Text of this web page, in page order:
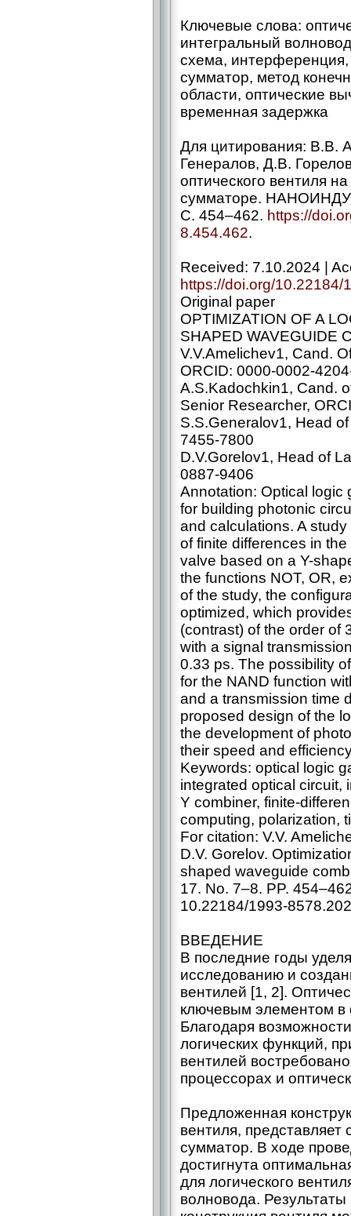
Ключевые слова:
интегральный
схема,
сумматор, метод
области, оптические
временная задержка
Для цитирования: В.В.
Генералов, Д.В.
оптического вентиля
сумматоре.
С. 454–462. https://
8.454.462.
Received: 7.10.2024 |
https://doi.org/
Original paper
OPTIMIZATION OF A
SHAPED WAVEGUIDE
V.V.Amelichev1, Cand.
ORCID: 0000-0002-
A.S.Kadochkin1, Cand.
Senior Researcher,
S.S.Generalov1, Head
7455-7800
D.V.Gorelov1, Head of
0887-9406
Annotation: Optical logic
for building photonic
and calculations. A
of finite differences in
valve based on a Y-
the functions NOT, OR,
of the study, the
optimized, which
(contrast) of the order of
with a signal
0.33 ps. The possibility
for the NAND function
and a transmission time
proposed design of the
the development of
their speed and
Keywords: optical logic
integrated optical circuit,
Y combiner, finite-
computing, polarization,
For citation: V.V.
D.V. Gorelov.
shaped waveguide
17. No. 7–8. PP.
10.22184/1993-
ВВЕДЕНИЕ
В последние годы
исследованию и
вентилей [1, 2].
ключевым элементом в
Благодаря
логических функций,
вентилей
процессорах и
Предложенная
вентиля,
сумматор. В ходе
достигнута
для логического
волновода.